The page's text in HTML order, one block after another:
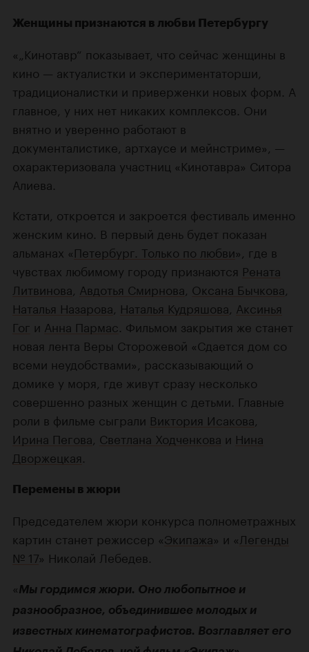
Женщины признаются в любви Петербургу
«„Кинотавр“ показывает, что сейчас женщины в
кино — актуалистки и экспериментаторши,
традиционалистки и приверженки новых форм. А
главное, у них нет никаких комплексов. Они
внятно и уверенно работают в
документалистике, артхаусе и мейнстриме», —
охарактеризовала участниц «Кинотавра» Ситора
Алиева.
Кстати, откроется и закроется фестиваль именно
женским кино. В первый день будет показан
альманах «Петербург. Только по любви», где в
чувствах любимому городу признаются Рената
Литвинова Авдотья Смирнова Оксана Бычкова
Наталья Назарова Наталья Кудряшова Аксинья
Гог и Анна Пармас . Фильмом закрытия же станет
новая лента Веры Сторожевой «Сдается дом со
всеми неудобствами», рассказывающий о
домике у моря, где живут сразу несколько
совершенно разных женщин с детьми. Главные
роли в фильме сыграли Виктория Исакова
Ирина Пегова Светлана Ходченкова и Нина
Дворжецкая
Перемены в жюри
Председателем жюри конкурса полнометражных
картин станет режиссер «Экипажа» и «Легенды
№ 17» Николай Лебедев.
«Мы гордимся жюри. Оно любопытное и
разнообразное, объединившее молодых и
известных кинематографистов. Возглавляет его